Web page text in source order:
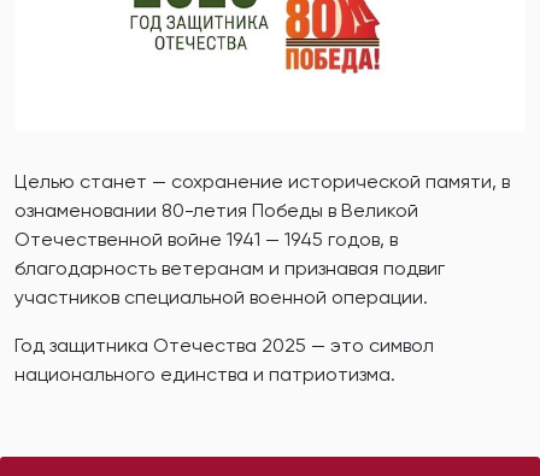
️Целью станет — сохранение исторической памяти, в
ознаменовании 80-летия Победы в Великой
Отечественной войне 1941 — 1945 годов, в
благодарность ветеранам и признавая подвиг
участников специальной военной операции.
Год защитника Отечества 2025 — это символ
национального единства и патриотизма.